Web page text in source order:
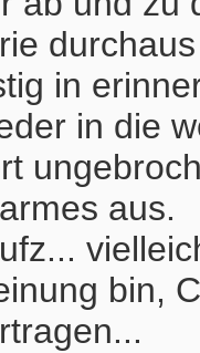
in
in die
aus.
bin,